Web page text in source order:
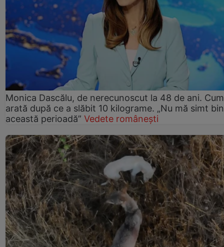
Monica Dascălu, de nerecunoscut la 48 de ani. Cum
arată după ce a slăbit 10 kilograme. „Nu mă simt
această perioadă” Vedete românești